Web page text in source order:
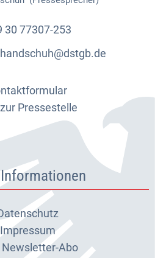
30 77307-253
Pressestelle
Impressum
Newsletter-Abo